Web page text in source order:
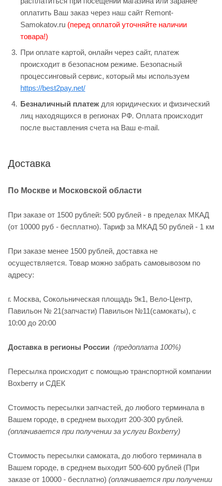
оплатить Ваш заказ через наш сайт Remont-
Samokatov.ru (перед оплатой уточняйте наличии
товара!)
При оплате картой, онлайн через сайт, платеж
происходит в безопасном режиме. Безопасный
процессинговый сервис, который мы используем
https://best2pay.net/
Безналичный платеж для юридических и физический
лиц находящихся в регионах РФ. Оплата происходит
после выставления счета на Ваш e-mail.
Доставка
По Москве и Московской области
При заказе от 1500 рублей: 500 рублей - в пределах МКАД
(от 10000 руб - бесплатно). Тариф за МКАД 50 рублей - 1 км
При заказе менее 1500 рублей, доставка не
осуществляется. Товар можно забрать самовывозом по
адресу:
г. Москва, Сокольническая площадь 9к1, Вело-Центр,
Павильон № 21(запчасти) Павильон №11(cамокаты), с
10:00 до 20:00
Доставка в регионы России (предоплата 100%)
Пересылка происходит с помощью транспортной компании
Boxberry и СДЕК
Стоимость пересылки запчастей, до любого терминала в
Вашем городе, в среднем выходит 200-300 рублей.
(оплачивается при получении за услуги Boxberry)
Стоимость пересылки самоката, до любого терминала в
Вашем городе, в среднем выходит 500-600 рублей (При
заказе от 10000 - бесплатно) (оплачивается при получении